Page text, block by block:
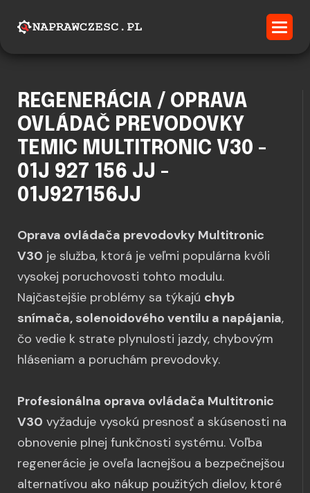
REGENERÁCIA / OPRAVA
OVLÁDAČ PREVODOVKY
TEMIC MULTITRONIC V30 -
01J 927 156 JJ -
01J927156JJ
Oprava ovládača prevodovky Multitronic
V30 je služba, ktorá je veľmi populárna kvôli
vysokej poruchovosti tohto modulu.
Najčastejšie problémy sa týkajú chyb
snímača, solenoidového ventilu a napájania,
čo vedie k strate plynulosti jazdy, chybovým
hláseniam a poruchám prevodovky.
Profesionálna oprava ovládača Multitronic
V30 vyžaduje vysokú presnosť a skúsenosti na
obnovenie plnej funkčnosti systému. Voľba
regenerácie je oveľa lacnejšou a bezpečnejšou
alternatívou ako nákup použitých dielov, ktoré